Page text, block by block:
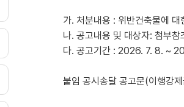
가. 처분내용 : 위반건축물에
나. 공고내용 및 대상자: 첨부참
다. 공고기간 : 2026. 7. 8. ~
붙임 공시송달 공고문(이행강